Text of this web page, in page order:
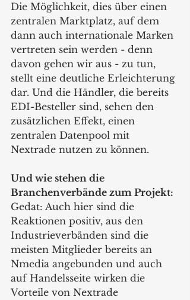
Die Möglichkeit, dies über einen
zentralen Marktplatz, auf dem
dann auch internationale Marken
vertreten sein werden - denn
davon gehen wir aus - zu tun,
stellt eine deutliche Erleichterung
dar. Und die Händler, die bereits
EDI-Besteller sind, sehen den
zusätzlichen Effekt, einen
zentralen Datenpool mit
Nextrade nutzen zu können.
Und wie stehen die
Branchenverbände zum Projekt:
Gedat: Auch hier sind die
Reaktionen positiv, aus den
Industrieverbänden sind die
meisten Mitglieder bereits an
Nmedia angebunden und auch
auf Handelsseite wirken die
Vorteile von Nextrade